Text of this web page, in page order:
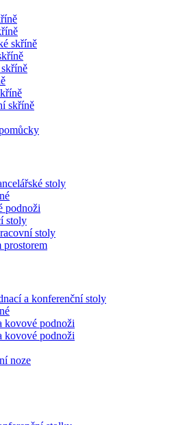
skříně
skříně
stoly
podnoži
stoly
stoly
prostorem
a konferenční stoly
kovové podnoži
kovové podnoži
noze